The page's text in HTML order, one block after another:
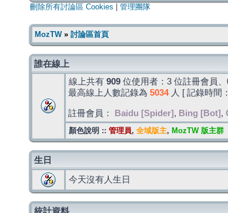
刪除所有討論區 Cookies 管理團隊
MozTW» 討論區首頁
誰在線上
線上共有 909 位使用者：3 位註冊會員
最高線上人數記錄為 5034人 [ 記錄時間：
註冊會員： Baidu [Spider] , Bing [Bot] ,
顏色說明 :: 管理員, 全域版主, MozTW 版主群
生日
今天沒有人生日